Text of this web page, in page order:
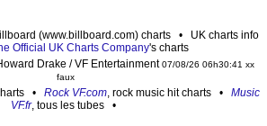
(www.billboard.com) charts • UK charts info
Official UK Charts Company's charts
Drake / VF Entertainment07/08/26 06h30:41 xx
faux
• Rock VF.com, rock music hit charts • Music
VF.fr, tous les tubes •